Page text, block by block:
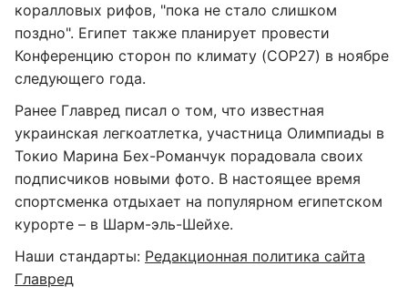
коралловых рифов, "пока не стало слишком
поздно". Египет также планирует провести
Конференцию сторон по климату (COP27) в ноябре
следующего года.
Ранее Главред писал о том, что известная
украинская легкоатлетка, участница Олимпиады в
Токио Марина Бех-Романчук порадовала своих
подписчиков новыми фото. В настоящее время
спортсменка отдыхает на популярном египетском
курорте – в Шарм-эль-Шейхе.
Наши стандарты: Редакционная политика сайта
Главред